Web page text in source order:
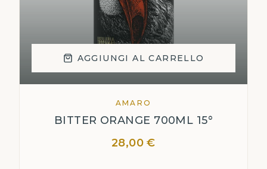
AGGIUNGI AL CARRELLO
AMARO
BITTER ORANGE 700ML 15°
28,00 €